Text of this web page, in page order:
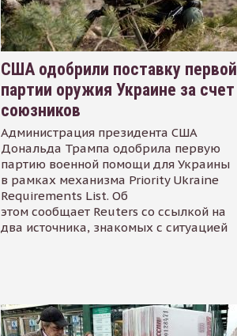
США одобрили поставку первой
партии оружия Украине за счет
союзников
Администрация президента США
Дональда Трампа одобрила первую
партию военной помощи для Украины
в рамках механизма Priority Ukraine
Requirements List. Об
этом сообщает Reuters со ссылкой на
два источника, знакомых с ситуацией